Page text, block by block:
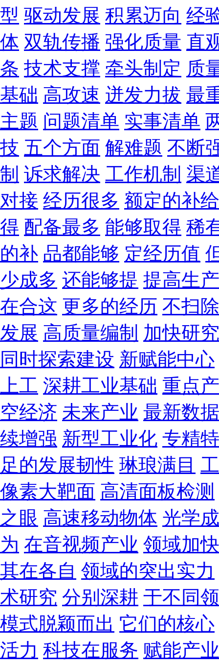
型 驱动发展 积累迈向 经
体 双轨传播 强化质量 直
条 技术支撑 牵头制定 质
基础 高攻速 迸发力拔 最
主题 问题清单 实事清单
技 五个方面 解难题 不断
制 诉求解决 工作机制 渠
对接 经历很多 额定的补
得 配备最多 能够取得 稀
的补 品都能够 定经历值
少成多 还能够提 提高生产
在合这 更多的经历 不扫除
发展 高质量编制 加快研
同时探索建设 新赋能中心
上工 深耕工业基础 重点
空经济 未来产业 最新数据
续增强 新型工业化 专精
足的发展韧性 琳琅满目
像素大靶面 高清面板检测
之眼 高速移动物体 光学
为 在音视频产业 领域加
其在各自 领域的突出实力
术研究 分别深耕 于不同
模式脱颖而出 它们的核心
活力 科技在服务 赋能产